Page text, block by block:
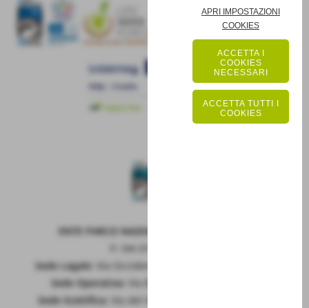
ENTE PARCO NAZIONALE DELLA MAIELLA
Sede Legale:
Via Occidentale 6, GUARDIAGRELE (Ch)
Sede Operativa:
Sede Scietifica:
Via del Vivaio, CARAMANICO T. (Pe)
APRI IMPOSTAZIONI
COOKIES
ACCETTA I
COOKIES
NECESSARI
ACCETTA TUTTI I
COOKIES